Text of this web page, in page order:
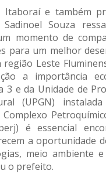
e também
Sadinoel Souza
momento de
para um melhor
região Leste
a importância
3 e da Unidade de
(UPGN)
é essencial
a oportunidade
meio ambiente
o prefeito.